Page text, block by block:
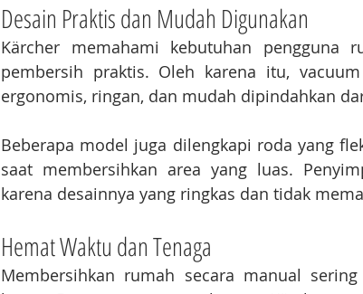
Desain Praktis dan Mudah Digunakan
Kärcher memahami kebutuhan pengguna
pembersih praktis. Oleh karena itu,
ergonomis, ringan, dan mudah dipindahkan
Beberapa model juga dilengkapi roda yang
saat membersihkan area yang luas.
karena desainnya yang ringkas dan tidak
Hemat Waktu dan Tenaga
Membersihkan rumah secara manual